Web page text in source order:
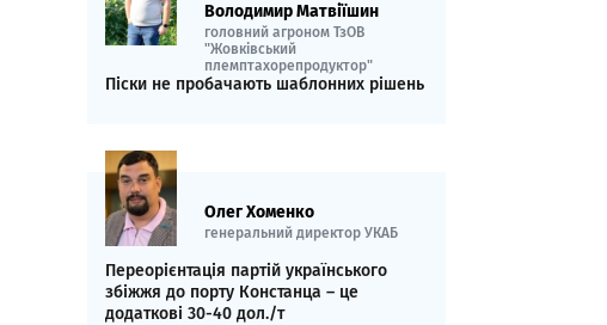
Володимир Матвіїшин
головний агроном ТзОВ
"Жовківський
племптахорепродуктор"
Піски не пробачають шаблонних рішень
Олег Хоменко
генеральний директор УКАБ
Переорієнтація партій українського
збіжжя до порту Констанца – це
додаткові 30-40 дол./т